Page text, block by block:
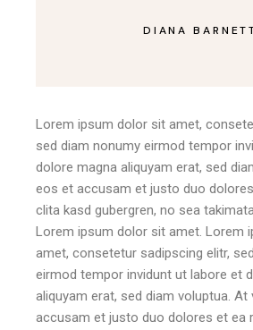
DIANA
Lorem ipsum dolor sit amet,
sed diam nonumy eirmod tempor
dolore magna aliquyam erat, sed
eos et accusam et justo duo
clita kasd gubergren, no sea
Lorem ipsum dolor sit amet. Lorem
amet, consetetur sadipscing elitr,
eirmod tempor invidunt ut labore et
aliquyam erat, sed diam voluptua.
accusam et justo duo dolores et ea